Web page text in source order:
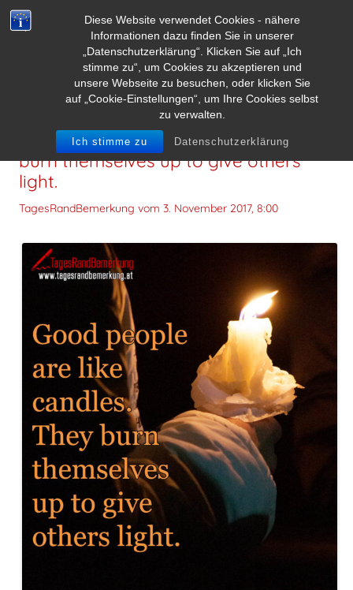
Diese Website verwendet Cookies - nähere
Informationen dazu finden Sie in unserer
„Datenschutzerklärung“. Klicken Sie auf „Ich
stimme zu“, um Cookies zu akzeptieren und
unsere Webseite zu besuchen, oder klicken Sie
auf „Cookie-Einstellungen“, um Ihre Cookies selbst
zu verwalten.
Ich stimme zu Datenschutzerklärung
Good people are like candles. They
burn themselves up to give others
light.
TagesRandBemerkung vom 3. November 2017, 8:00